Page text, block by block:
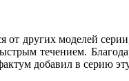
от других моделей
течением.
добавил в серию